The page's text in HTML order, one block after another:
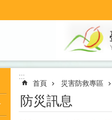
:::
首頁 災害防救專區
防災訊息